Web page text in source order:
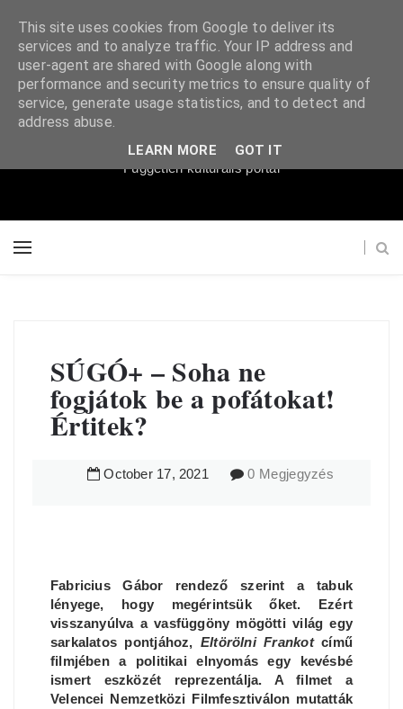
Súgópéldány
Független kulturális portál
SÚGÓ+ – Soha ne
fogjátok be a pofátokat!
Értitek?
October 17, 2021 0 Megjegyzés
Fabricius Gábor rendező szerint a tabuk
lényege, hogy megérintsük őket. Ezért
visszanyúlva a vasfüggöny mögötti világ egy
sarkalatos pontjához, Eltörölni Frankotcímű
filmjében a politikai elnyomás egy kevésbé
ismert eszközét reprezentálja. A filmet a
Velencei Nemzetközi Filmfesztiválon mutatták
This site uses cookies from Google to deliver its
services and to analyze traffic. Your IP address and
user-agent are shared with Google along with
performance and security metrics to ensure quality of
service, generate usage statistics, and to detect and
address abuse.
LEARN MORE GOT IT